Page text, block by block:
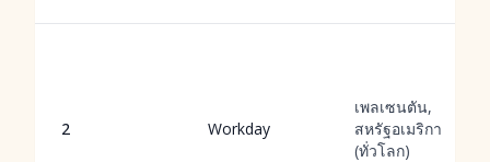
2 Workday
เพลเซนตัน,
สหรัฐอเมริกา
(ทั่วโลก)